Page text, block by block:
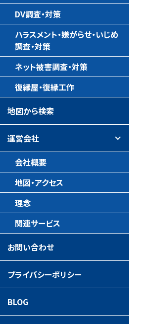
DV調査・対策
ハラスメント・嫌がらせ・いじめ
調査・対策
ネット被害調査・対策
復縁屋・復縁工作
地図から検索
運営会社
会社概要
地図・アクセス
理念
関連サービス
お問い合わせ
プライバシーポリシー
BLOG